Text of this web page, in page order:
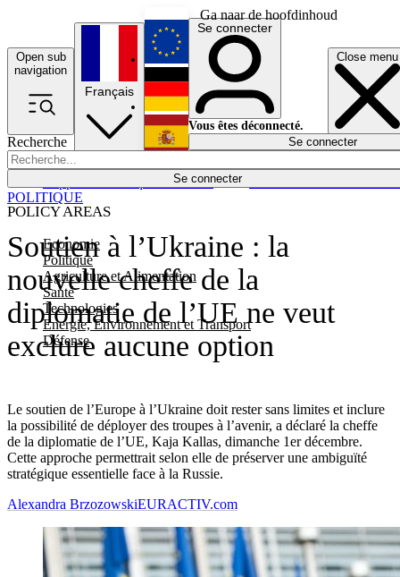
Ga naar de hoofdinhoud
Open sub
navigation
Close menu
Recherche
Se connecter
POLICY AREAS
Economie
Politique
Agriculture et Alimentation
Santé
Technologies
Energie, Environnement et Transport
Défense
Économie
Français
English
Deutsch
Español
Se connecter
Vous êtes déconnecté.
Se connecter
Soutien à l’Ukraine : la
nouvelle cheffe de la
diplomatie de l’UE ne veut
exclure aucune option
Le soutien de l’Europe à l’Ukraine doit rester sans limites et inclure
la possibilité de déployer des troupes à l’avenir, a déclaré la cheffe
de la diplomatie de l’UE, Kaja Kallas, dimanche 1er décembre.
Cette approche permettrait selon elle de préserver une ambiguïté
stratégique essentielle face à la Russie.
POLITIQUE
Alexandra BrzozowskiEURACTIV.com